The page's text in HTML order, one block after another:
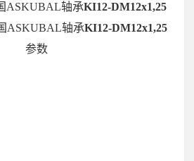
ASKUBAL轴承KI12-DM12x1,25
ASKUBAL轴承KI12-DM12x1,25
参数